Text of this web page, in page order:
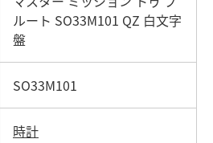
ルート SO33M101 QZ 白文字
盤
SO33M101
時計